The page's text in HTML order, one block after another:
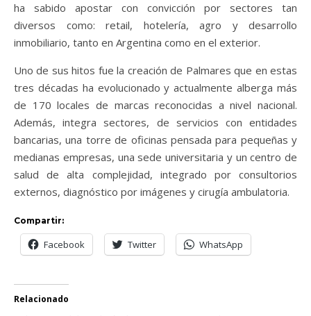
ha sabido apostar con convicción por sectores tan
diversos como: retail, hotelería, agro y desarrollo
inmobiliario, tanto en Argentina como en el exterior.
Uno de sus hitos fue la creación de Palmares que en estas
tres décadas ha evolucionado y actualmente alberga más
de 170 locales de marcas reconocidas a nivel nacional.
Además, integra sectores, de servicios con entidades
bancarias, una torre de oficinas pensada para pequeñas y
medianas empresas, una sede universitaria y un centro de
salud de alta complejidad, integrado por consultorios
externos, diagnóstico por imágenes y cirugía ambulatoria.
Compartir:
Facebook Twitter WhatsApp
Relacionado